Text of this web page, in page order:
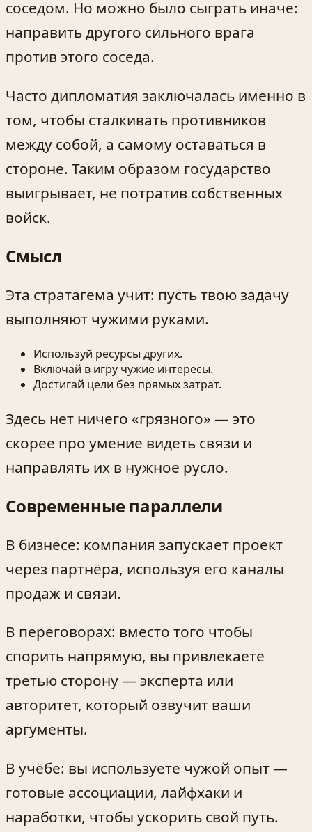
соседом. Но можно было сыграть иначе:
направить другого сильного врага
против этого соседа.
Часто дипломатия заключалась именно в
том, чтобы сталкивать противников
между собой, а самому оставаться в
стороне. Таким образом государство
выигрывает, не потратив собственных
войск.
Смысл
Эта стратагема учит: пусть твою задачу
выполняют чужими руками.
Используй ресурсы других.
Включай в игру чужие интересы.
Достигай цели без прямых затрат.
Здесь нет ничего «грязного» — это
скорее про умение видеть связи и
направлять их в нужное русло.
Современные параллели
В бизнесе: компания запускает проект
через партнёра, используя его каналы
продаж и связи.
В переговорах: вместо того чтобы
спорить напрямую, вы привлекаете
третью сторону — эксперта или
авторитет, который озвучит ваши
аргументы.
В учёбе: вы используете чужой опыт —
готовые ассоциации, лайфхаки и
наработки, чтобы ускорить свой путь.